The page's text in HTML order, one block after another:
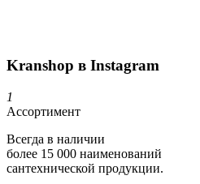
Kranshop в Instagram
1
Ассортимент
Всегда в наличии
более 15 000 наименований
сантехнической продукции.